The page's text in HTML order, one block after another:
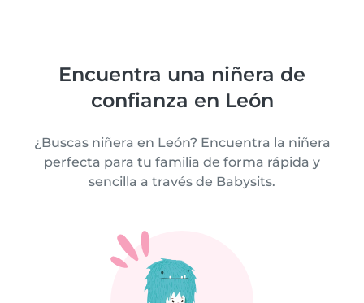
Encuentra una niñera de
confianza en León
¿Buscas niñera en León? Encuentra la niñera
perfecta para tu familia de forma rápida y
sencilla a través de Babysits.